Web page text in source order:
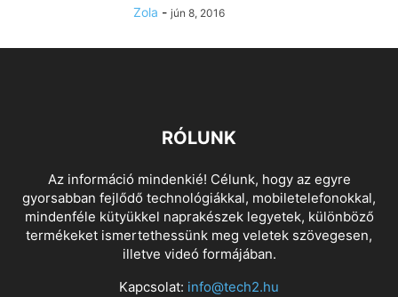
Zola - jún 8, 2016
RÓLUNK
Az információ mindenkié! Célunk, hogy az egyre
gyorsabban fejlődő technológiákkal, mobiletelefonokkal,
mindenféle kütyükkel naprakészek legyetek, különböző
termékeket ismertethessünk meg veletek szövegesen,
illetve videó formájában.
Kapcsolat: info@tech2.hu